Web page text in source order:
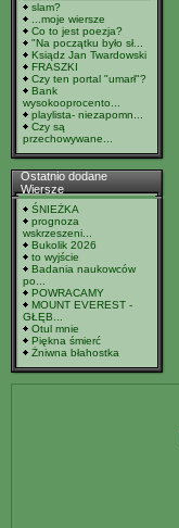
slam?
...moje wiersze
Co to jest poezja?
"Na początku było sł...
Ksiądz Jan Twardowski
FRASZKI
Czy ten portal "umarł"?
Bank
wysokooprocento...
playlista- niezapomn...
Czy są
przechowywane...
Ostatnio dodane
Wiersze
ŚNIEŻKA
prognoza
wskrzeszeni...
Bukolik 2026
to wyjście
Badania naukowców
po...
POWRACAMY
MOUNT EVEREST -
GŁĘB...
Otul mnie
Piękna śmierć
Żniwna błahostka